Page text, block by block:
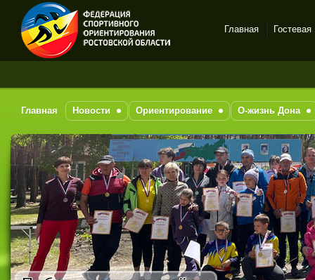
Спортивное
на-Дону
Главная Гостевая
Главная Новости Ориентирование О-жизнь Дона